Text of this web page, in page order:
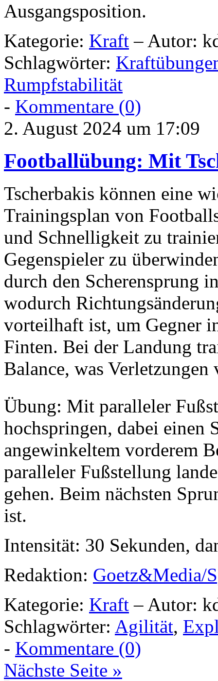
Ausgangsposition.
Kategorie: Kraft – Autor:
Schlagwörter:
Rumpfstabilität
- Kommentare (0)
2. August 2024 um 17:09
Footballübung: Mit
Tscherbakis können eine
Trainingsplan von
und Schnelligkeit zu
Gegenspieler zu
durch den Scherensprung
wodurch
vorteilhaft ist, um Gegner
Finten. Bei der Landung
Balance, was Verletzungen
Übung: Mit paralleler
hochspringen, dabei einen
angewinkeltem vorderem
paralleler Fußstellung
gehen. Beim nächsten
ist.
Intensität: 30 Sekunden,
Redaktion: Goetz&Media/
Kategorie: Kraft – Autor:
Schlagwörter: Agilität,
- Kommentare (0)
Nächste Seite »